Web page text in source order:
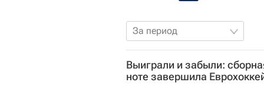
За период
Выиграли и забыли:
ноте завершила